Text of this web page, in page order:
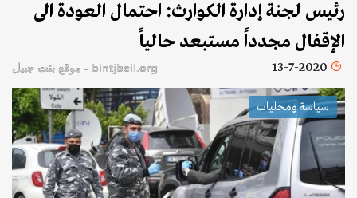
رئيس لجنة إدارة الكوارث: احتمال العودة الى
الإقفال مجدداً مستبعد حالياً
13-7-2020 bintjbeil.org - موقع بنت جبيل
سياسة ومحليات